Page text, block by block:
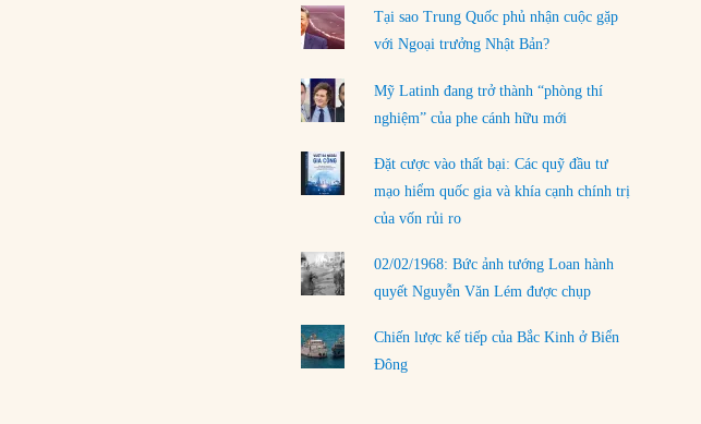
Tại sao Trung Quốc phủ nhận cuộc gặp
với Ngoại trưởng Nhật Bản?
Mỹ Latinh đang trở thành “phòng thí
nghiệm” của phe cánh hữu mới
Đặt cược vào thất bại: Các quỹ đầu tư
mạo hiểm quốc gia và khía cạnh chính trị
của vốn rủi ro
02/02/1968: Bức ảnh tướng Loan hành
quyết Nguyễn Văn Lém được chụp
Chiến lược kế tiếp của Bắc Kinh ở Biển
Đông